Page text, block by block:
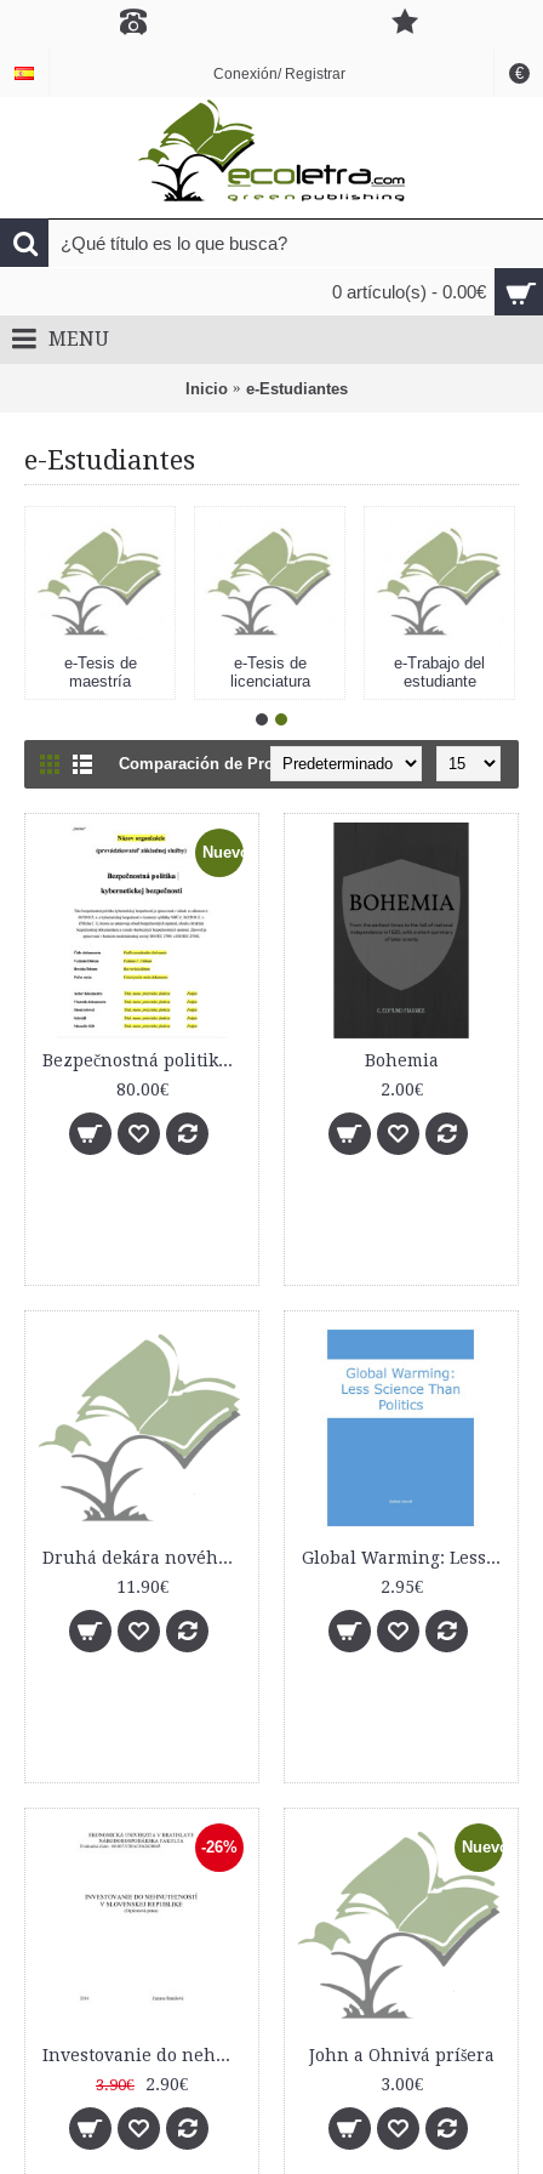
€
Conexión/ Registrar
0 artículo(s) - 0.00€
MENU
Inicio e-Estudiantes
e-Estudiantes
e-Tesis de
maestría
e-Tesis de
licenciatura
e-Trabajo del
estudiante
Comparación de Productos: (0)
Nuevo
Bezpečnostná politika kybernetickej bezpečnosti
80.00€
Bohemia
2.00€
Druhá dekára nového milénia
11.90€
Global Warming: Less Science Than Politics
2.95€
-26%
Investovanie do nehnuteľností v Slovenskej republike
3.90€ 2.90€
Nuevo
John a Ohnivá príšera
3.00€